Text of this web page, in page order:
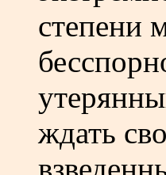
степени
ждать